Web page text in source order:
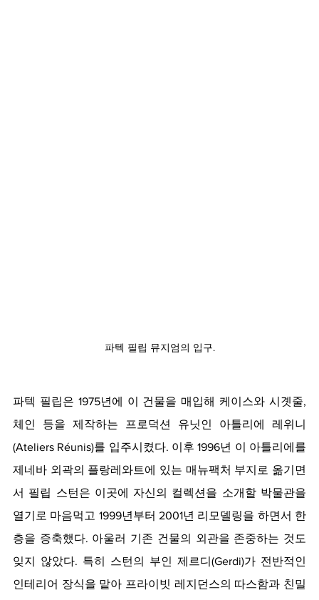
파텍 필립 뮤지엄의 입구.
파텍 필립은 1975년에 이 건물을 매입해 케이스와 시곗줄,
체인 등을 제작하는 프로덕션 유닛인 아틀리에 레위니
(Ateliers Réunis)를 입주시켰다. 이후 1996년 이 아틀리에를
제네바 외곽의 플랑레와트에 있는 매뉴팩처 부지로 옮기면
서 필립 스턴은 이곳에 자신의 컬렉션을 소개할 박물관을
열기로 마음먹고 1999년부터 2001년 리모델링을 하면서 한
층을 증축했다. 아울러 기존 건물의 외관을 존중하는 것도
잊지 않았다. 특히 스턴의 부인 제르디(Gerdi)가 전반적인
인테리어 장식을 맡아 프라이빗 레지던스의 따스함과 친밀